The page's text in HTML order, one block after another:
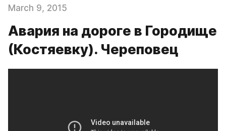
March 9, 2015
Авария на дороге в Городище
(Костяевку). Череповец